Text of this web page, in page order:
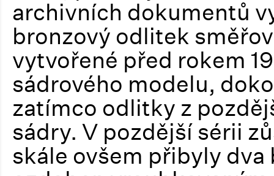
archivních dokumentů
bronzový odlitek
vytvořené před rokem
sádrového modelu,
zatímco odlitky z
sádry. V pozdější sérii
skále ovšem přibyly